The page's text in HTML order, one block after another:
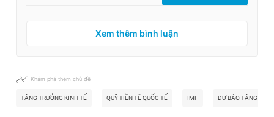
Xem thêm bình luận
Khám phá thêm chủ đề
TĂNG TRƯỞNG KINH TẾ QUỸ TIỀN TỆ QUỐC TẾ IMF DỰ BÁO TĂNG